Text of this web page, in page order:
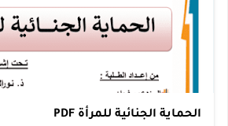
الحماية الجنائية للمرأة PDF